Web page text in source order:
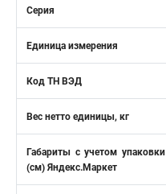
Серия
Единица измерения
Код ТН ВЭД
Вес нетто единицы, кг
Габариты с учетом упаковки
(см) Яндекс.Маркет